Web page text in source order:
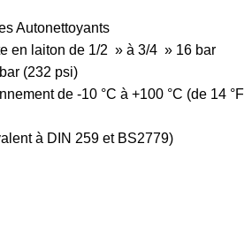
Autonettoyants
en laiton de 1/2 » à 3/4 » 16 bar
(232 psi)
de -10 °C à +100 °C (de 14 °F
à DIN 259 et BS2779)